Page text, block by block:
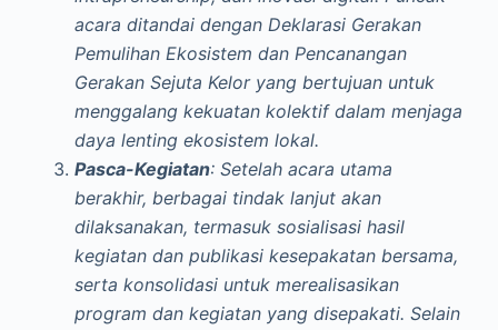
acara ditandai dengan Deklarasi Gerakan
Pemulihan Ekosistem dan Pencanangan
Gerakan Sejuta Kelor yang bertujuan untuk
menggalang kekuatan kolektif dalam menjaga
daya lenting ekosistem lokal.
Pasca-Kegiatan: Setelah acara utama
berakhir, berbagai tindak lanjut akan
dilaksanakan, termasuk sosialisasi hasil
kegiatan dan publikasi kesepakatan bersama,
serta konsolidasi untuk merealisasikan
program dan kegiatan yang disepakati. Selain